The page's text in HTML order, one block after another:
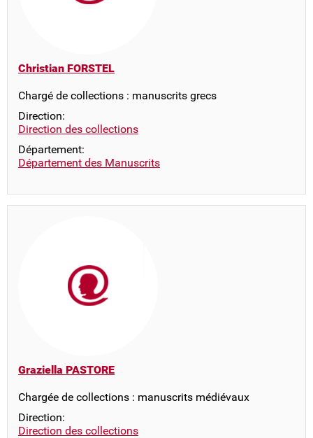
Christian FORSTEL
Chargé de collections : manuscrits grecs
Direction:
Direction des collections
Département:
Département des Manuscrits
Graziella PASTORE
Chargée de collections : manuscrits médiévaux
Direction:
Direction des collections